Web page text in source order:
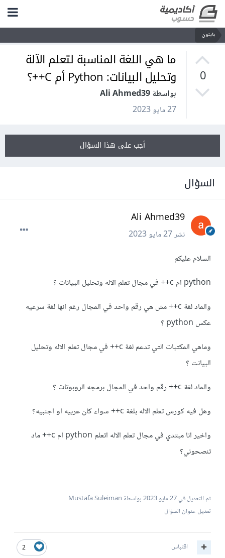
بايثون
0
ما هي اللغة المناسبة لتعلم الآلة
وتحليل البيانات: Python أم C++؟
بواسطة Ali Ahmed39
27 مايو 2023
أجب على هذا السؤال
السؤال
Ali Ahmed39
نشر27 مايو 2023
السلام عليكم
python ام c++ في مجال تعلم الاله وتحليل البيانات ؟
والماد لغة c++ مش هي رقم واحد في المجال رغم انها لغة سرعيه
عكس python ؟
وماهي المكتبات التي تدعم لغة c++ في مجال تعلم الاله وتحليل
البيانت ؟
والماد لغة c++ رقم واحد في المجال برمجه الروبوتات ؟
وهل فيه كورس تعلم الاله بلغة c++ سواء كان عربيه او اجنبيه؟
واخير انا مبتدي في مجال تعلم الاله اتعلم python ام c++ ماد
تنصحوني؟
تم التعديل في27 مايو 2023
بواسطة Mustafa Suleiman
تعديل عنوان السؤال
2 اقتباس